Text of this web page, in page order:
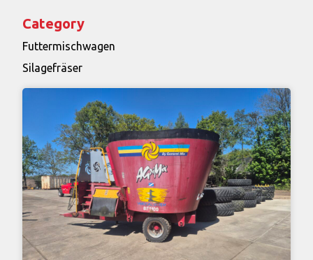
Category
Futtermischwagen
Silagefräser